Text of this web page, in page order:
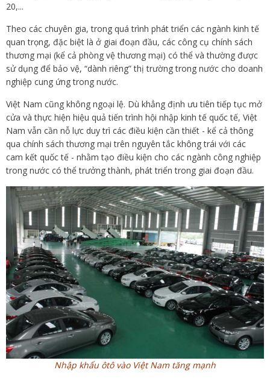
20,...
Theo các chuyên gia, trong quá trình phát triển các ngành kinh tế
quan trọng, đặc biệt là ở giai đoạn đầu, các công cụ chính sách
thương mại (kể cả phòng vệ thương mại) có thể và thường được
sử dụng để bảo vệ, “dành riêng” thị trường trong nước cho doanh
nghiệp cung ứng trong nước.
Việt Nam cũng không ngoại lệ. Dù khẳng định ưu tiên tiếp tục mở
cửa và thực hiện hiệu quả tiến trình hội nhập kinh tế quốc tế, Việt
Nam vẫn cần nỗ lực duy trì các điều kiện cần thiết - kể cả thông
qua chính sách thương mại trên nguyên tắc không trái với các
cam kết quốc tế - nhằm tạo điều kiện cho các ngành công nghiệp
trong nước có thể trưởng thành, phát triển trong giai đoạn đầu.
Nhập khẩu ôtô vào Việt Nam tăng mạnh